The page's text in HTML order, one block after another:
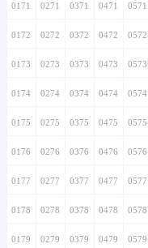
0171 0271 0371 0471 0571
0172 0272 0372 0472 0572
0173 0273 0373 0473 0573
0174 0274 0374 0474 0574
0175 0275 0375 0475 0575
0176 0276 0376 0476 0576
0177 0277 0377 0477 0577
0178 0278 0378 0478 0578
0179 0279 0379 0479 0579